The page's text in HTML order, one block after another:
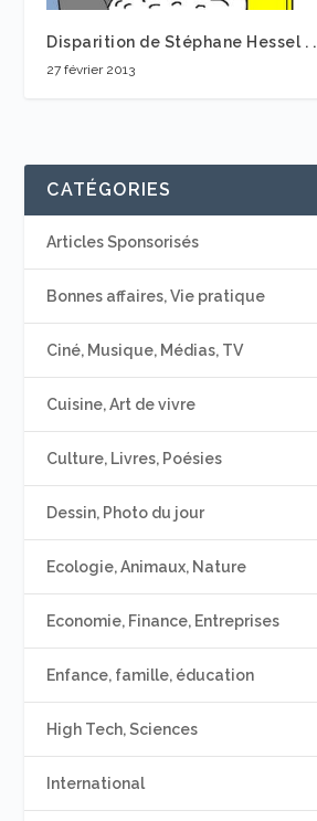
Disparition de Stéphane Hessel . .
27 février 2013
CATÉGORIES
Articles Sponsorisés
Bonnes affaires, Vie pratique
Ciné, Musique, Médias, TV
Cuisine, Art de vivre
Culture, Livres, Poésies
Dessin, Photo du jour
Ecologie, Animaux, Nature
Economie, Finance, Entreprises
Enfance, famille, éducation
High Tech, Sciences
International